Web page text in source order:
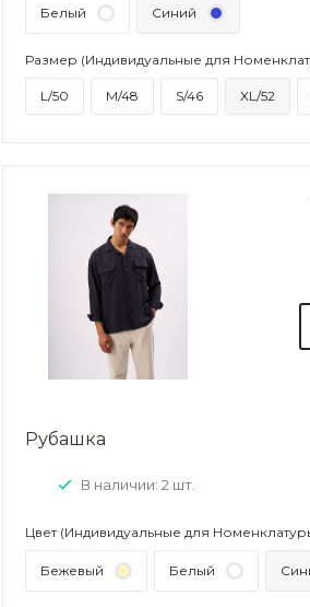
Белый Синий
Размер (Индивидуальные для
L/50 M/48 S/46 XL/52
Рубашка
В наличии: 2 шт.
Цвет (Индивидуальные для
Бежевый Белый